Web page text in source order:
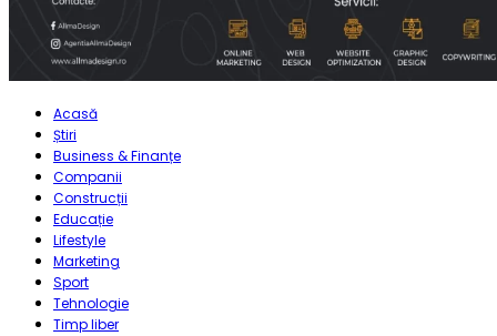
Acasă
Știri
Business & Finanțe
Companii
Construcții
Educație
Lifestyle
Marketing
Sport
Tehnologie
Timp liber